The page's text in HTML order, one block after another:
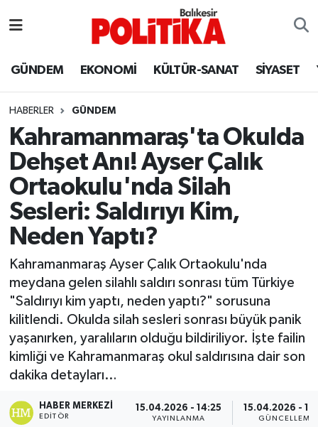
GÜNDEM EKONOMİ KÜLTÜR-SANAT SİYASET
HABERLER GÜNDEM
Kahramanmaraş'ta Okulda
Dehşet Anı! Ayser Çalık
Ortaokulu'nda Silah
Sesleri: Saldırıyı Kim,
Neden Yaptı?
Kahramanmaraş Ayser Çalık Ortaokulu'nda
meydana gelen silahlı saldırı sonrası tüm Türkiye
"Saldırıyı kim yaptı, neden yaptı?" sorusuna
kilitlendi. Okulda silah sesleri sonrası büyük panik
yaşanırken, yaralıların olduğu bildiriliyor. İşte failin
kimliği ve Kahramanmaraş okul saldırısına dair son
dakika detayları…
HABER MERKEZI
EDITÖR
15.04.2026 - 14:25
YAYINLANMA
15.04.2026 -
GÜNCELLEME
Ayvalık
Balya
Bandırma
Bigadiç
BİYOGRAFİLER
Burhaniye
ÇEVRE
DÜNYA
Dursunbey
Edremit
Balıkesir Hava Durumu
Balıkesir Namaz Vakitleri
Balıkesir Trafik Yoğunluk Haritası
Süper Lig Puan Durumu ve Fikstür
Tüm Manşetler
Son Dakika Haberleri
Haber Arşivi